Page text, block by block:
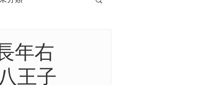
トネック
年右
王子